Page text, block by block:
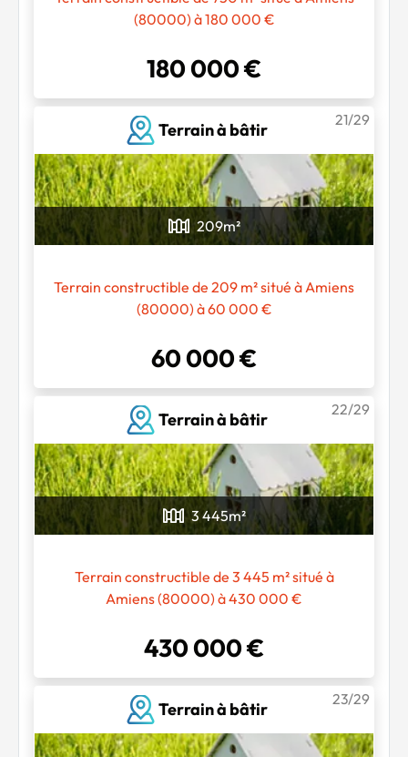
(80000) à 180 000 €
180 000 €
Terrain à bâtir
21/29
209m²
Terrain constructible de 209 m² situé à Amiens
(80000) à 60 000 €
60 000 €
Terrain à bâtir
22/29
3 445m²
Terrain constructible de 3 445 m² situé à
Amiens (80000) à 430 000 €
430 000 €
Terrain à bâtir
23/29